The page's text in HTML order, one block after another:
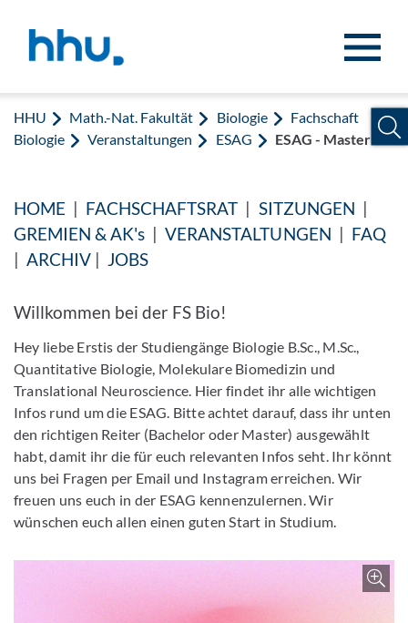
HHU Math.-Nat. Fakultät Biologie
Fachschaft
Biologie
Veranstaltungen ESAG ESAG - Master
HOME | FACHSCHAFTSRAT | SITZUNGEN |
GREMIEN & AK's |VERANSTALTUNGEN | FAQ
|ARCHIV | JOBS
Willkommen bei der FS Bio!
Hey liebe Erstis der Studiengänge Biologie B.Sc., M.Sc.,
Quantitative Biologie, Molekulare Biomedizin und
Translational Neuroscience. Hier findet ihr alle wichtigen
Infos rund um die ESAG. Bitte achtet darauf, dass ihr unten
den richtigen Reiter (Bachelor oder Master) ausgewählt
habt, damit ihr die für euch relevanten Infos seht. Ihr könnt
uns bei Fragen per Email und Instagram erreichen. Wir
freuen uns euch in der ESAG kennenzulernen. Wir
wünschen euch allen einen guten Start in Studium.